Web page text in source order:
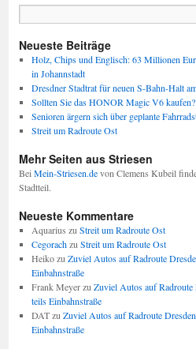
Neueste Beiträge
Holz, Chips und Englisch: 63 Millionen
in Johannstadt
Dresdner Stadtrat für neuen S-Bahn-Halt
Sollten Sie das HONOR Magic V6 kaufen?
Senioren ärgern sich über geplante
Streit um Radroute Ost
Mehr Seiten aus Striesen
BeiMein-Striesen.devon Clemens Kubeil
Stadtteil.
Neueste Kommentare
Aquarius zuStreit um Radroute Ost
CegorachzuStreit um Radroute Ost
HeikozuZuviel Autos auf Radroute
Einbahnstraße
Frank MeyerzuZuviel Autos auf
teils Einbahnstraße
DATzuZuviel Autos auf Radroute
Einbahnstraße